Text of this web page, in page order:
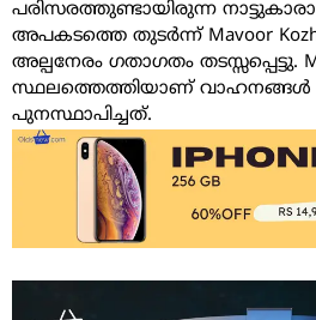
പരിസരത്തുണ്ടായിരുന്ന
അപകടത്തെ തുടർന്ന് Mavoor
അല്പനേരം ഗതാഗതം തടസ്സപ്പെട്ടു.
സ്ഥലത്തെത്തിയാണ് വാഹനങ്ങൾ
പുനസ്ഥാപിച്ചത്.